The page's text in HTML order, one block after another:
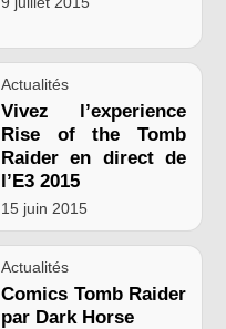
Actualités
Vivez l’experience
Rise of the Tomb
Raider en direct de
l’E3 2015
15 juin 2015
Actualités
Comics Tomb Raider
par Dark Horse